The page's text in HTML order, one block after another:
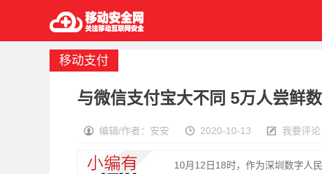
移动支付
与微信支付宝大不同 5万人尝鲜
编辑/作者：安安 2020-10-13 我要评论
10月12日18时，作为深圳数字人